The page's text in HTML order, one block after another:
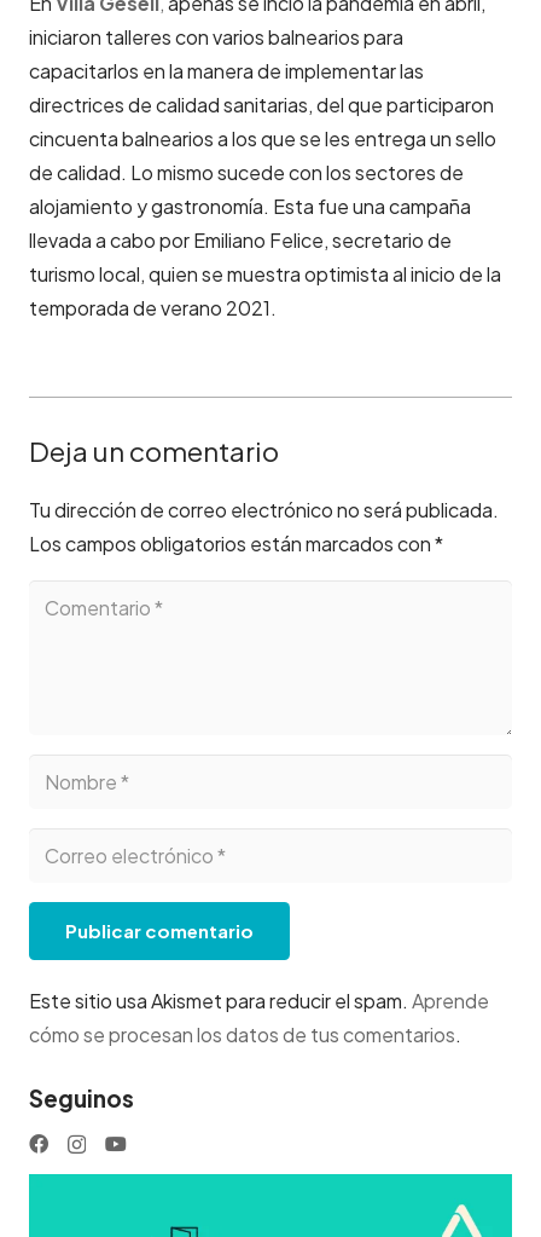
iniciaron talleres con varios balnearios para
capacitarlos en la manera de implementar las
directrices de calidad sanitarias, del que participaron
cincuenta balnearios a los que se les entrega un sello
de calidad. Lo mismo sucede con los sectores de
alojamiento y gastronomía. Esta fue una campaña
llevada a cabo por Emiliano Felice, secretario de
turismo local, quien se muestra optimista al inicio de la
temporada de verano 2021.
Deja un comentario
Tu dirección de correo electrónico no será publicada.
Los campos obligatorios están marcados con*
Publicar comentario
Este sitio usa Akismet para reducir el spam. Aprende
cómo se procesan los datos de tus comentarios.
Seguinos